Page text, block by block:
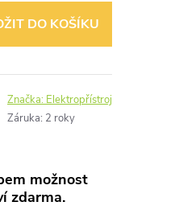
DO KOŠÍKU
Značka: Elektropřístroj
Záruka: 2 roky
možnost
zdarma.